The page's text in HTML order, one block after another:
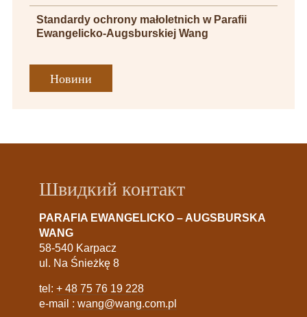
Standardy ochrony małoletnich w Parafii
Ewangelicko-Augsburskiej Wang
Новини
Швидкий контакт
PARAFIA EWANGELICKO – AUGSBURSKA
WANG
58-540 Karpacz
ul. Na Śnieżkę 8
tel: + 48 75 76 19 228
e-mail : wang@wang.com.pl